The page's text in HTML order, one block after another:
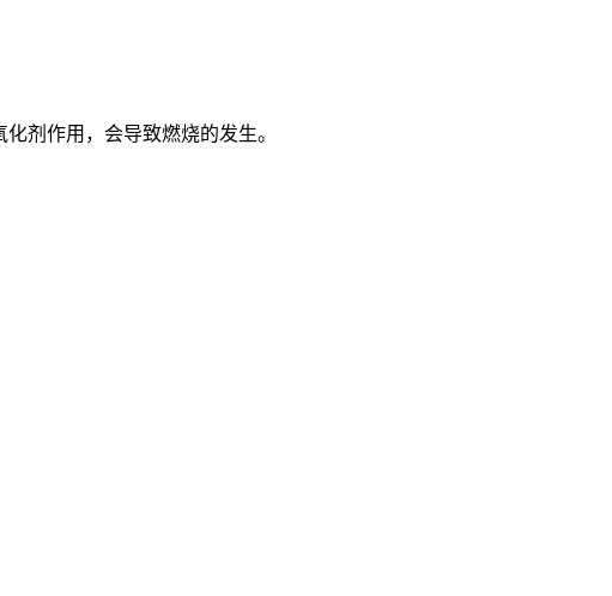
剂作用，会导致燃烧的发生。